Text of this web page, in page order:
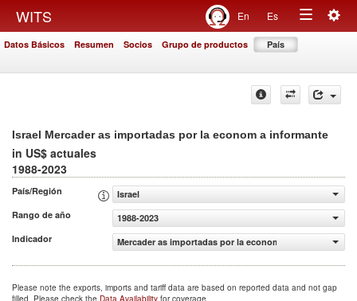
WITS En Es
Toggle
Datos Básicos Resumen Socios Grupo de productos País
Israel Mercader as importadas por la econom a informante
in US$ actuales
1988-2023
País/Región
Israel
Rango de año
1988-2023
Indicador
Mercader as importadas por la econom a informante
Please note the exports, imports and tariff data are based on reported data and not gap
filled. Please check the Data Availability for coverage.